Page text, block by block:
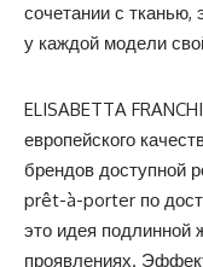
сочетании с
у каждой модели
ELISABETTA
европейского
брендов доступной
prêt-à-porter по
это идея подлинной
проявлениях.